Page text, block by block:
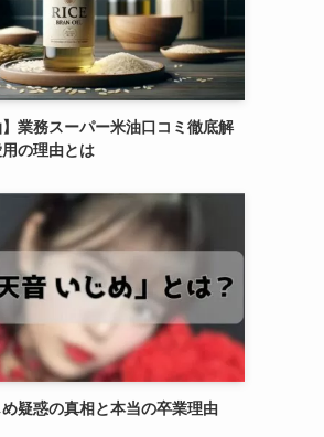
】業務スーパー米油口コミ徹底解
の理由とは
疑惑の真相と本当の卒業理由